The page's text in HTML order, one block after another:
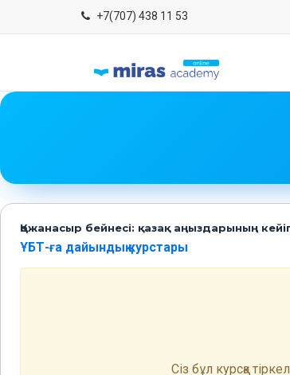
+7(707) 438 11 53
Қожанасыр бейнесі: қазақ аңыздарының
ҰБТ-ға дайындық курстары
Сіз бұл курсқа